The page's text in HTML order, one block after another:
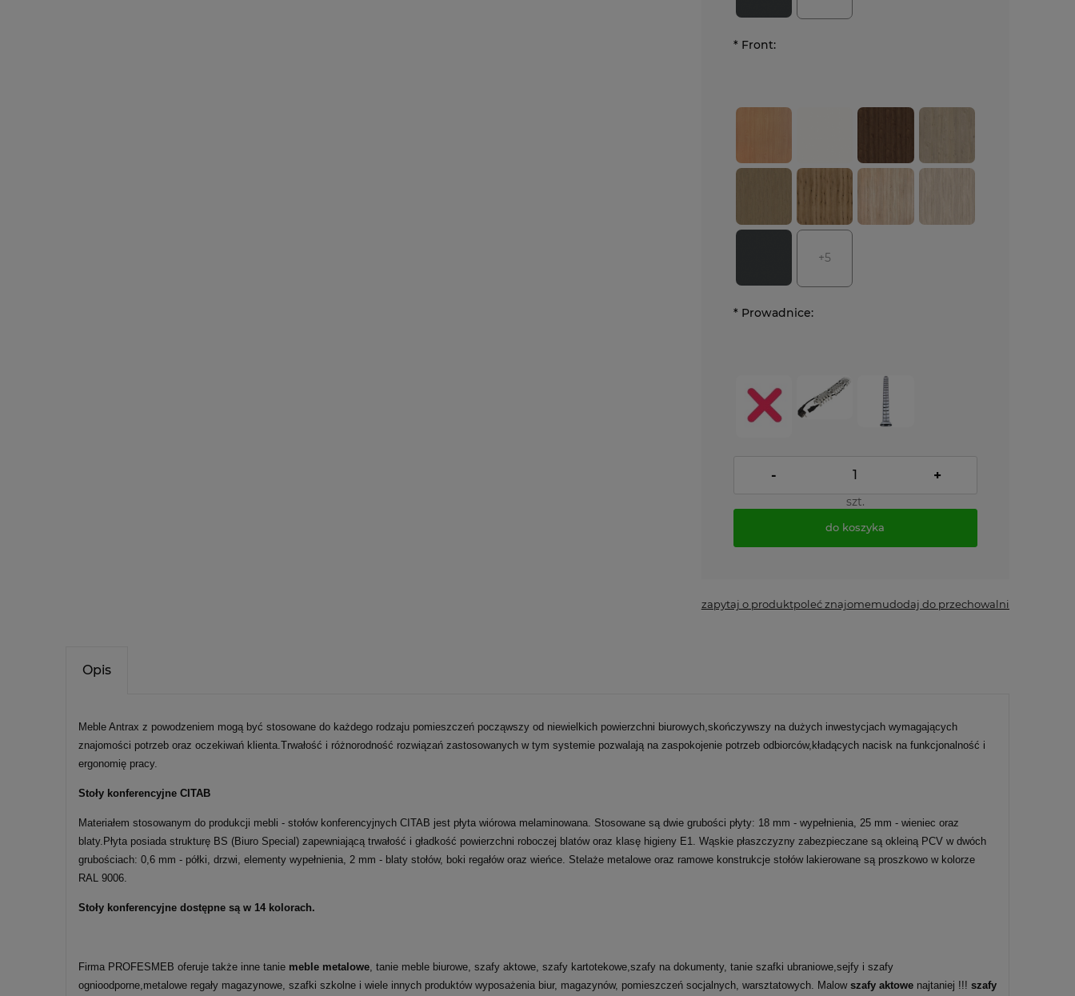
* Front:
+5
* Prowadnice:
- +
szt.
do koszyka
zapytaj o produktpoleć znajomemudodaj do przechowalni
Opis
Meble Antrax z powodzeniem mogą być stosowane do każdego rodzaju pomieszczeń począwszy od niewielkich powierzchni biurowych,skończywszy na dużych inwestycjach wymagających
znajomości potrzeb oraz oczekiwań klienta.Trwałość i różnorodność rozwiązań zastosowanych w tym systemie pozwalają na zaspokojenie potrzeb odbiorców,kładących nacisk na funkcjonalność i
ergonomię pracy.
Stoły konferencyjne CITAB
Materiałem stosowanym do produkcji mebli - stołów konferencyjnych CITAB jest płyta wiórowa melaminowana. Stosowane są dwie grubości płyty: 18 mm - wypełnienia, 25 mm - wieniec oraz
blaty.Płyta posiada strukturę BS (Biuro Special) zapewniającą trwałość i gładkość powierzchni roboczej blatów oraz klasę higieny E1. Wąskie płaszczyzny zabezpieczane są okleiną PCV w dwóch
grubościach: 0,6 mm - półki, drzwi, elementy wypełnienia, 2 mm - blaty stołów, boki regałów oraz wieńce. Stelaże metalowe oraz ramowe konstrukcje stołów lakierowane są proszkowo w kolorze
RAL 9006.
Stoły konferencyjne dostępne są w 14 kolorach.
Firma PROFESMEB oferuje także inne tanie meble metalowe , tanie meble biurowe, szafy aktowe, szafy kartotekowe,szafy na dokumenty, tanie szafki ubraniowe,sejfy i szafy
ognioodporne,metalowe regały magazynowe, szafki szkolne i wiele innych produktów wyposażenia biur, magazynów, pomieszczeń socjalnych, warsztatowych. Malow szafy aktowe najtaniej !!! szafy